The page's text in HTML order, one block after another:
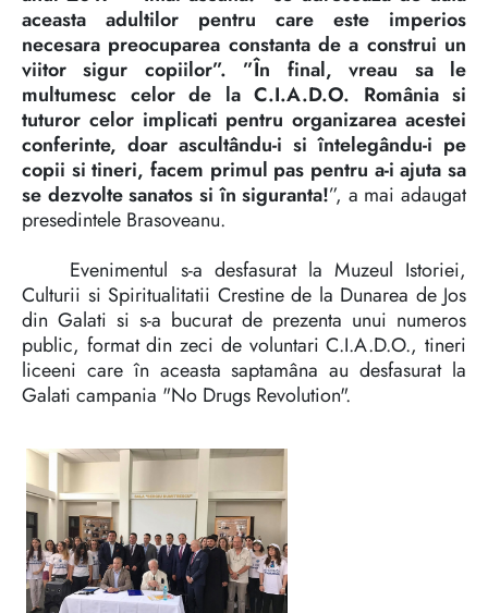
aceasta adultilor pentru care este imperios
necesara preocuparea constanta de a construi un
viitor sigur copiilor”. ”În final, vreau sa le
multumesc celor de la C.I.A.D.O. România si
tuturor celor implicati pentru organizarea acestei
conferinte, doar ascultându-i si întelegându-i pe
copii si tineri, facem primul pas pentru a-i ajuta sa
se dezvolte sanatos si în siguranta!”, a mai adaugat
presedintele Brasoveanu.
Evenimentul s-a desfasurat la Muzeul Istoriei,
Culturii si Spiritualitatii Crestine de la Dunarea de Jos
din Galati si s-a bucurat de prezenta unui numeros
public, format din zeci de voluntari C.I.A.D.O., tineri
liceeni care în aceasta saptamâna au desfasurat la
Galati campania "No Drugs Revolution".